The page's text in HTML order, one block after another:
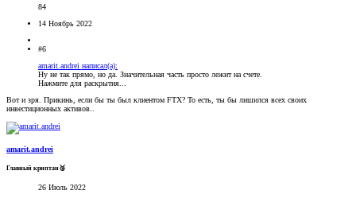
84
14 Ноябрь 2022
#6
amarit.andrei написал(а):
Ну не так прямо, но да. Значительная часть просто лежит на счете.
Нажмите для раскрытия...
Вот и зря. Прикинь, если бы ты был клиентом FTX? То есть, ты бы лишился всех своих
инвестиционных активов..
amarit.andrei
Главный криптан🥈
26 Июль 2022